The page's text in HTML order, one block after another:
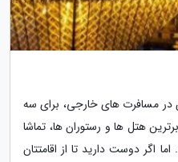
در مسافرت های خارجی، برای سه
هتل ها و رستوران ها، تماشا
اگر دوست دارید تا از اقامتتان